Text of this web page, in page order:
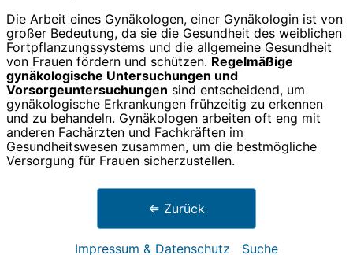
Die Arbeit eines Gynäkologen, einer Gynäkologin ist von
großer Bedeutung, da sie die Gesundheit des weiblichen
Fortpflanzungssystems und die allgemeine Gesundheit
von Frauen fördern und schützen. Regelmäßige
gynäkologische Untersuchungen und
Vorsorgeuntersuchungen sind entscheidend, um
gynäkologische Erkrankungen frühzeitig zu erkennen
und zu behandeln. Gynäkologen arbeiten oft eng mit
anderen Fachärzten und Fachkräften im
Gesundheitswesen zusammen, um die bestmögliche
Versorgung für Frauen sicherzustellen.
⇐ Zurück
Impressum & Datenschutz Suche